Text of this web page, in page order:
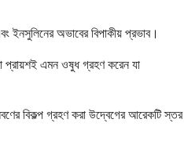
ইনসুলিনের অভাবের বিপাকীয় প্রভাব।
প্রায়শই এমন ওষুধ গ্রহণ করেন যা
বিকল্প গ্রহণ করা উদ্বেগের আরেকটি স্তর